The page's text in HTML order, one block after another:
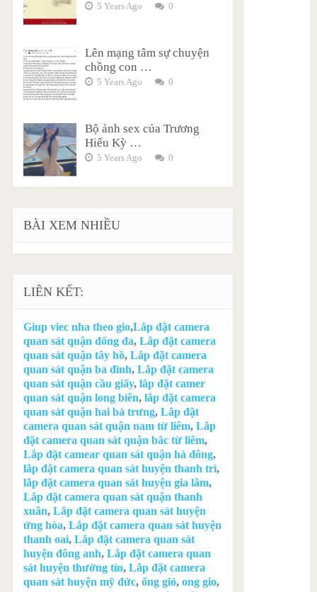
5 Years Ago 0
Lên mạng tâm sự chuyện
chồng con …
5 Years Ago 0
Bộ ảnh sex của Trương
Hiểu Kỳ …
5 Years Ago 0
BÀI XEM NHIỀU
LIÊN KẾT:
Giup viec nha theo gio,Lắp đặt camera
quan sát quận đống đa, Lắp đặt camera
quan sát quận tây hồ, Lắp đặt camera
quan sát quận ba đình, Lắp đặt camera
quan sát quận cầu giấy, lắp đặt camer
quan sát quận long biên, lắp đặt camera
quan sát quận hai bà trưng, Lắp đặt
camera quan sát quận nam từ liêm, Lắp
đặt camera quan sát quận bắc từ liêm,
Lắp đặt camear quan sát quận hà đông,
lắp đặt camera quan sát huyện thanh trì,
lắp đặt camera quan sát huyện gia lâm,
Lắp đặt camera quan sát quận thanh
xuân, Lắp đặt camera quan sát huyện
ứng hòa, Lắp đặt camera quan sát huyện
thanh oai, Lắp đặt camera quan sát
huyện đông anh, Lắp đặt camera quan
sát huyện thường tín, Lắp đặt camera
quan sát huyện mỹ đức, ống gió, ong gio,